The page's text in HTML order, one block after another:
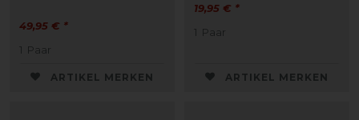
49,95 € *
1 Paar
ARTIKEL MERKEN
19,95 € *
1 Paar
ARTIKEL MERKEN